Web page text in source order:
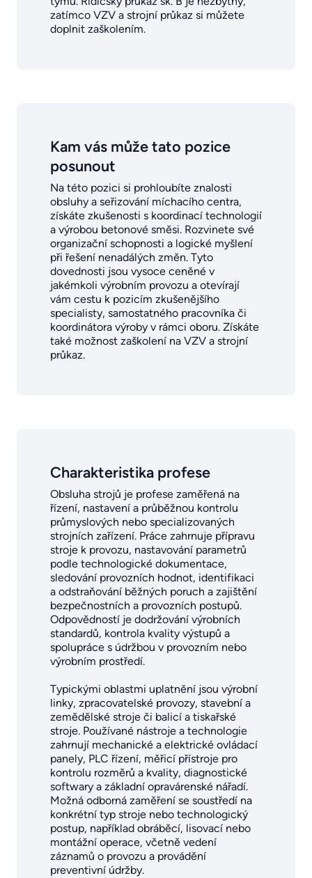
zatímco VZV a strojní průkaz si můžete
doplnit zaškolením.
Kam vás může tato pozice
posunout
Na této pozici si prohloubíte znalosti
obsluhy a seřizování míchacího centra,
získáte zkušenosti s koordinací technologií
a výrobou betonové směsi. Rozvinete své
organizační schopnosti a logické myšlení
při řešení nenadálých změn. Tyto
dovednosti jsou vysoce ceněné v
jakémkoli výrobním provozu a otevírají
vám cestu k pozicím zkušenějšího
specialisty, samostatného pracovníka či
koordinátora výroby v rámci oboru. Získáte
také možnost zaškolení na VZV a strojní
průkaz.
Charakteristika profese
Obsluha strojů je profese zaměřená na
řízení, nastavení a průběžnou kontrolu
průmyslových nebo specializovaných
strojních zařízení. Práce zahrnuje přípravu
stroje k provozu, nastavování parametrů
podle technologické dokumentace,
sledování provozních hodnot, identifikaci
a odstraňování běžných poruch a zajištění
bezpečnostních a provozních postupů.
Odpovědností je dodržování výrobních
standardů, kontrola kvality výstupů a
spolupráce s údržbou v provozním nebo
výrobním prostředí.
Typickými oblastmi uplatnění jsou výrobní
linky, zpracovatelské provozy, stavební a
zemědělské stroje či balicí a tiskařské
stroje. Používané nástroje a technologie
zahrnují mechanické a elektrické ovládací
panely, PLC řízení, měřicí přístroje pro
kontrolu rozměrů a kvality, diagnostické
softwary a základní opravárenské nářadí.
Možná odborná zaměření se soustředí na
konkrétní typ stroje nebo technologický
postup, například obráběcí, lisovací nebo
montážní operace, včetně vedení
záznamů o provozu a provádění
preventivní údržby.